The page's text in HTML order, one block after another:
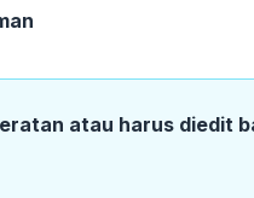
atau harus diedit